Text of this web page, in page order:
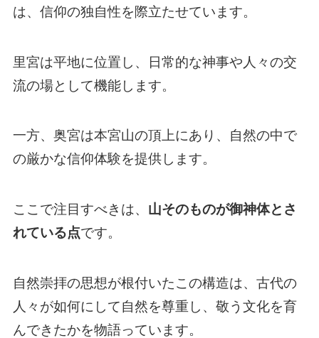
は、信仰の独自性を際立たせています。
里宮は平地に位置し、日常的な神事や人々の交
流の場として機能します。
一方、奥宮は本宮山の頂上にあり、自然の中で
の厳かな信仰体験を提供します。
ここで注目すべきは、 山そのものが御神体とさ
れている点です。
自然崇拝の思想が根付いたこの構造は、古代の
人々が如何にして自然を尊重し、敬う文化を育
んできたかを物語っています。